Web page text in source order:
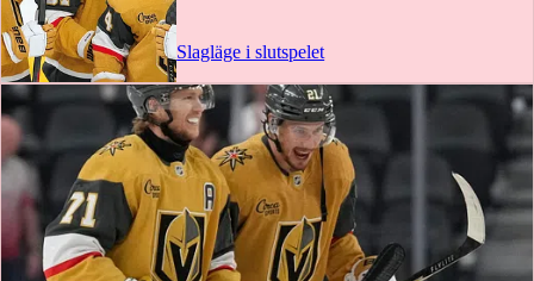
Slagläge i slutspelet